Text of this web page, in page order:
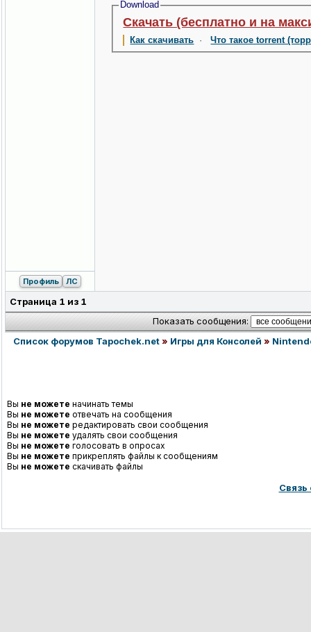
Download
Скачать (бесплатно и на
Как скачивать ·Что такое torrent
Профиль ЛС
Страница 1 из 1
Показать сообщения:
Список форумов Tapochek.net» Игры для Консолей »
Вы не можете начинать темы
Вы не можете отвечать на сообщения
Вы не можете редактировать свои сообщения
Вы не можете удалять свои сообщения
Вы не можете голосовать в опросах
Вы не можете прикреплять файлы к сообщениям
Вы не можете скачивать файлы